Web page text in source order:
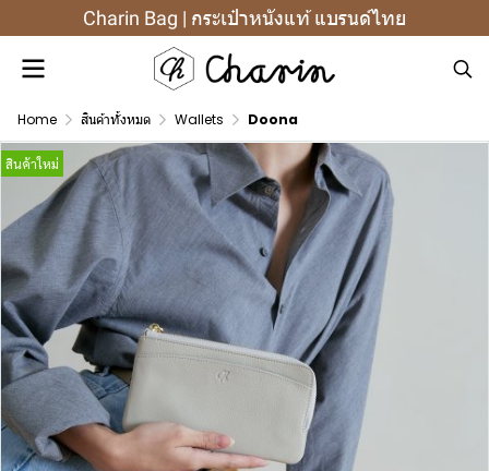
Charin Bag | กระเป๋าหนังแท้ แบรนด์ไทย
Home สินค้าทั้งหมด Wallets Doona
สินค้าใหม่